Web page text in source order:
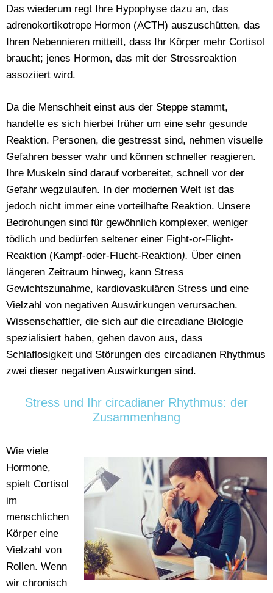
Das wiederum regt Ihre Hypophyse dazu an, das
adrenokortikotrope Hormon (ACTH) auszuschütten, das
Ihren Nebennieren mitteilt, dass Ihr Körper mehr Cortisol
braucht; jenes Hormon, das mit der Stressreaktion
assoziiert wird.
Da die Menschheit einst aus der Steppe stammt,
handelte es sich hierbei früher um eine sehr gesunde
Reaktion. Personen, die gestresst sind, nehmen visuelle
Gefahren besser wahr und können schneller reagieren.
Ihre Muskeln sind darauf vorbereitet, schnell vor der
Gefahr wegzulaufen. In der modernen Welt ist das
jedoch nicht immer eine vorteilhafte Reaktion. Unsere
Bedrohungen sind für gewöhnlich komplexer, weniger
tödlich und bedürfen seltener einer Fight-or-Flight-
Reaktion (Kampf-oder-Flucht-Reaktion). Über einen
längeren Zeitraum hinweg, kann Stress
Gewichtszunahme, kardiovaskulären Stress und eine
Vielzahl von negativen Auswirkungen verursachen.
Wissenschaftler, die sich auf die circadiane Biologie
spezialisiert haben, gehen davon aus, dass
Schlaflosigkeit und Störungen des circadianen Rhythmus
zwei dieser negativen Auswirkungen sind.
Stress und Ihr circadianer Rhythmus: der
Zusammenhang
Wie viele
Hormone,
spielt Cortisol
im
menschlichen
Körper eine
Vielzahl von
Rollen. Wenn
wir chronisch